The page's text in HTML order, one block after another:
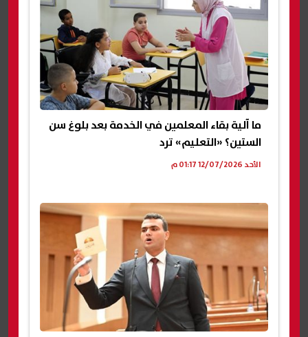
ما آلية بقاء المعلمين في الخدمة بعد بلوغ سن
الستين؟ «التعليم» ترد
الأحد 12/07/2026 01:17 م